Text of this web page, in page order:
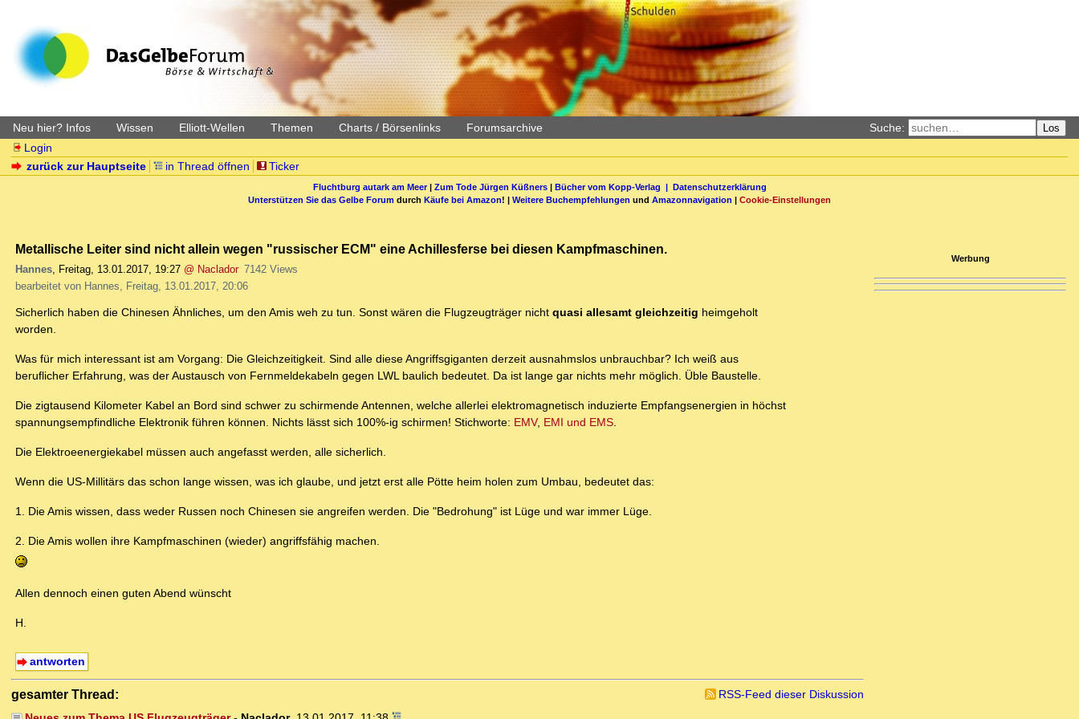
Neu hier? Infos Wissen Elliott-Wellen Themen Charts / Börsenlinks Forumsarchive Suche: Los
Login
zurück zur Hauptseite
in Thread öffnen Ticker
Fluchtburg autark am Meer| Zum Tode Jürgen Küßners| Bücher vom Kopp-Verlag | Datenschutzerklärung
Unterstützen Sie das Gelbe Forum durch Käufe bei Amazon! | Weitere Buchempfehlungen und Amazonnavigation | Cookie-Einstellungen
Metallische Leiter sind nicht allein wegen "russischer ECM" eine Achillesferse bei diesen Kampfmaschinen.
Hannes, Freitag, 13.01.2017, 19:27 @ Naclador 7142 Views
bearbeitet von Hannes, Freitag, 13.01.2017, 20:06
Sicherlich haben die Chinesen Ähnliches, um den Amis weh zu tun. Sonst wären die Flugzeugträger nicht quasi allesamt gleichzeitig heimgeholt
worden.
Was für mich interessant ist am Vorgang: Die Gleichzeitigkeit. Sind alle diese Angriffsgiganten derzeit ausnahmslos unbrauchbar? Ich weiß aus
beruflicher Erfahrung, was der Austausch von Fernmeldekabeln gegen LWL baulich bedeutet. Da ist lange gar nichts mehr möglich. Üble Baustelle.
Die zigtausend Kilometer Kabel an Bord sind schwer zu schirmende Antennen, welche allerlei elektromagnetisch induzierte Empfangsenergien in höchst
spannungsempfindliche Elektronik führen können. Nichts lässt sich 100%-ig schirmen! Stichworte: EMV, EMI und EMS.
Die Elektroeenergiekabel müssen auch angefasst werden, alle sicherlich.
Wenn die US-Millitärs das schon lange wissen, was ich glaube, und jetzt erst alle Pötte heim holen zum Umbau, bedeutet das:
1. Die Amis wissen, dass weder Russen noch Chinesen sie angreifen werden. Die "Bedrohung" ist Lüge und war immer Lüge.
2. Die Amis wollen ihre Kampfmaschinen (wieder) angriffsfähig machen.
Allen dennoch einen guten Abend wünscht
H.
antworten
gesamter Thread:
RSS-Feed dieser Diskussion
Werbung